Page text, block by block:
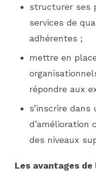
structurer ses
services de
adhérentes ;
mettre en
répondre aux
s’inscrire dans
d’amélioration
des niveaux
Les avantages